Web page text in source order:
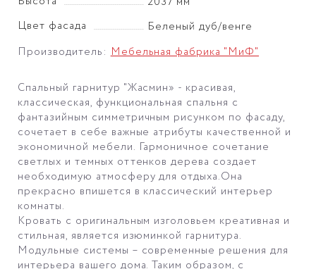
Цвет фасада
Беленый дуб/венге
Производитель:Мебельная фабрика "МиФ"
Спальный гарнитур "Жасмин» - красивая,
классическая, функциональная спальня с
фантазийным симметричным рисунком по фасаду,
сочетает в себе важные атрибуты качественной и
экономичной мебели. Гармоничное сочетание
светлых и темных оттенков дерева создает
необходимую атмосферу для отдыха.Она
прекрасно впишется в классический интерьер
комнаты.
Кровать с оригинальным изголовьем креативная и
стильная, является изюминкой гарнитура.
Модульные системы – современные решения для
интерьера вашего дома. Таким образом, с